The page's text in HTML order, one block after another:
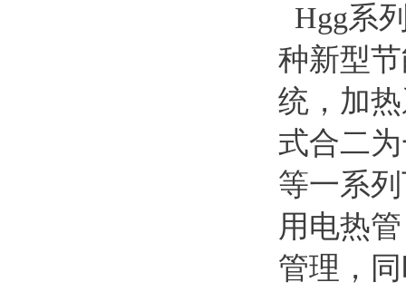
Hgg系
种新型
统，加
式合二
等一系
用电热
管理，